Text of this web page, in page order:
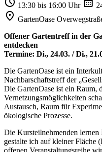
13:30 bis 16:00 Uhr
GartenOase
Offener Gartentreff in der
entdecken
Termine: Di., 24.03. / Di.,
Die GartenOase ist ein
Nachbarschaftstreff der
Die GartenOase ist ein Raum,
Vernetzungsmöglichkeiten
Austausch, Raum für
ökologische Prozesse.
Die Kursteilnehmenden
gestalte ich auf kleiner Fläche
offenen Veranstaltungsreihe